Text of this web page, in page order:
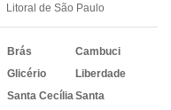
Litoral de São Paulo
Brás
Cambuci
Glicério
Liberdade
Santa Cecília Santa